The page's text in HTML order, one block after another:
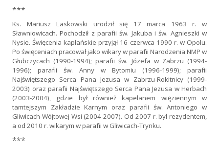
***
Ks. Mariusz Laskowski urodził się 17 marca 1963 r. w
Sławniowicach. Pochodził z parafii św. Jakuba i św. Agnieszki w
Nysie. Święcenia kapłańskie przyjął 16 czerwca 1990 r. w Opolu.
Po święceniach pracował jako wikary w parafii Narodzenia NMP w
Głubczycach (1990-1994); parafii św. Józefa w Zabrzu (1994-
1996); parafii św. Anny w Bytomiu (1996-1999); parafii
Najświętszego Serca Pana Jezusa w Zabrzu-Rokitnicy (1999-
2003) oraz parafii Najświętszego Serca Pana Jezusa w Herbach
(2003-2004), gdzie był również kapelanem więziennym w
tamtejszym Zakładzie Karnym oraz parafii św. Antoniego w
Gliwicach-Wójtowej Wsi (2004-2007). Od 2007 r. był rezydentem,
a od 2010 r. wikarym w parafii w Gliwicach-Trynku.
***